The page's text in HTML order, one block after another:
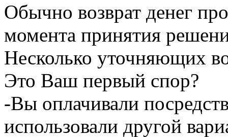
Обычно возврат денег
момента принятия
Несколько уточняющих
Это Ваш первый спор?
-Вы оплачивали
использовали другой